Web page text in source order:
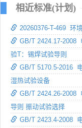
相近标准(计划)
20260376-T-469 环
GB/T 2424.17-2008
验T：锡焊试验导则
GB/T 5170.5-2016
湿热试验设备
GB/T 2424.26-2008
导则 振动试验选择
GB/T 2423.4-2008